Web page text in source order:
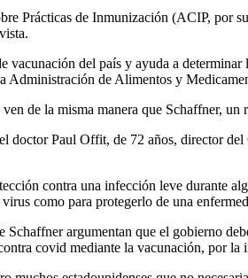
Prácticas de Inmunización (ACIP, por
vacunación del país y ayuda a
Administración de Alimentos y
de la misma manera que Schaffner, un
doctor Paul Offit, de 72 años, director
contra una infección leve durante
como para protegerlo de una
argumentan que el gobierno
covid mediante la vacunación, por